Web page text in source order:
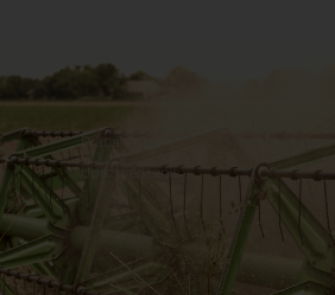
Praca
Ubezpieczenia